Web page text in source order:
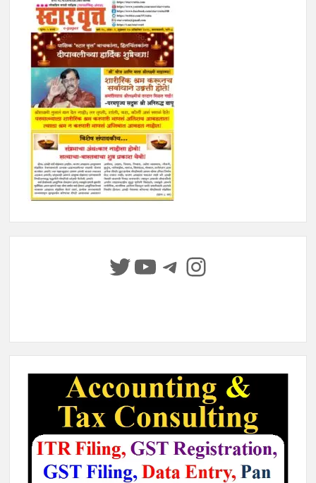
Twitter
YouTube
Telegram
Instagram